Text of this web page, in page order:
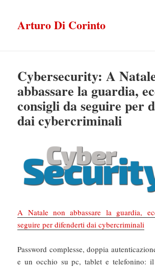
Arturo Di Corinto
Cybersecurity: A
abbassare la guardia,
consigli da seguire per
dai cybercriminali
A Natale non abbassare la guardia,
seguire per difenderti dai cybercriminali
Password complesse, doppia
e un occhio su pc, tablet e telefonino: